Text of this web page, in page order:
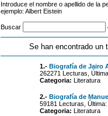
Introduce el nombre o apellido de la
ejemplo: Albert Eistein
Buscar
Se han encontrado un
1.- Biografía de Jairo
262271 Lecturas,
Categoria: Literatura
2.- Biografía de
59181 Lecturas,
Categoria: Literatura